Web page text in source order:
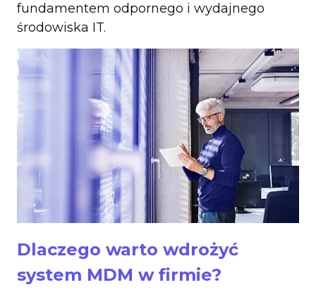
fundamentem odpornego i wydajnego
środowiska IT.
Dlaczego warto wdrożyć
system MDM w firmie?